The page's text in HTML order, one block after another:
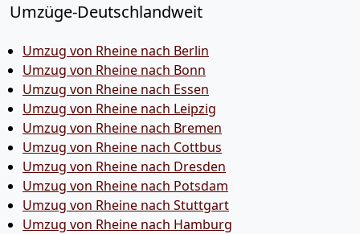
Umzüge-Deutschlandweit
Umzug von Rheine nach Berlin
Umzug von Rheine nach Bonn
Umzug von Rheine nach Essen
Umzug von Rheine nach Leipzig
Umzug von Rheine nach Bremen
Umzug von Rheine nach Cottbus
Umzug von Rheine nach Dresden
Umzug von Rheine nach Potsdam
Umzug von Rheine nach Stuttgart
Umzug von Rheine nach Hamburg